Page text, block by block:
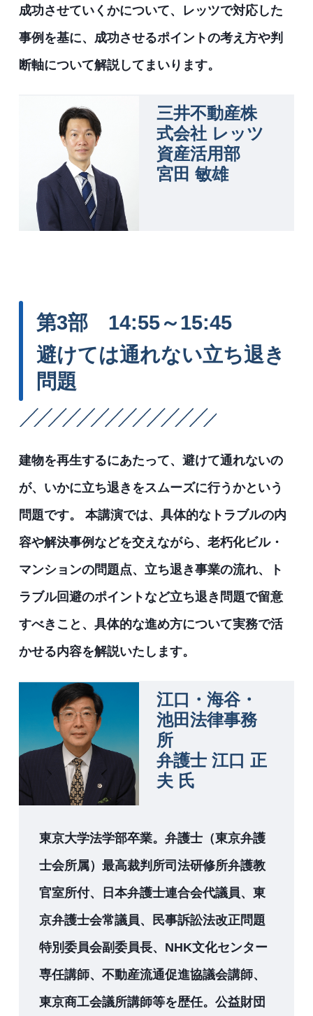
成功させていくかについて、レッツで対応した
事例を基に、成功させるポイントの考え方や判
断軸について解説してまいります。
三井不動産株
式会社 レッツ
資産活用部
宮田 敏雄
第3部 14:55～15:45
避けては通れない立ち退き
問題
建物を再生するにあたって、避けて通れないの
が、いかに立ち退きをスムーズに行うかという
問題です。 本講演では、具体的なトラブルの内
容や解決事例などを交えながら、老朽化ビル・
マンションの問題点、立ち退き事業の流れ、ト
ラブル回避のポイントなど立ち退き問題で留意
すべきこと、具体的な進め方について実務で活
かせる内容を解説いたします。
江口・海谷・
池田法律事務
所
弁護士 江口 正
夫 氏
東京大学法学部卒業。弁護士（東京弁護
士会所属）最高裁判所司法研修所弁護教
官室所付、日本弁護士連合会代議員、東
京弁護士会常議員、民事訴訟法改正問題
特別委員会副委員長、NHK文化センター
専任講師、不動産流通促進協議会講師、
東京商工会議所講師等を歴任。公益財団